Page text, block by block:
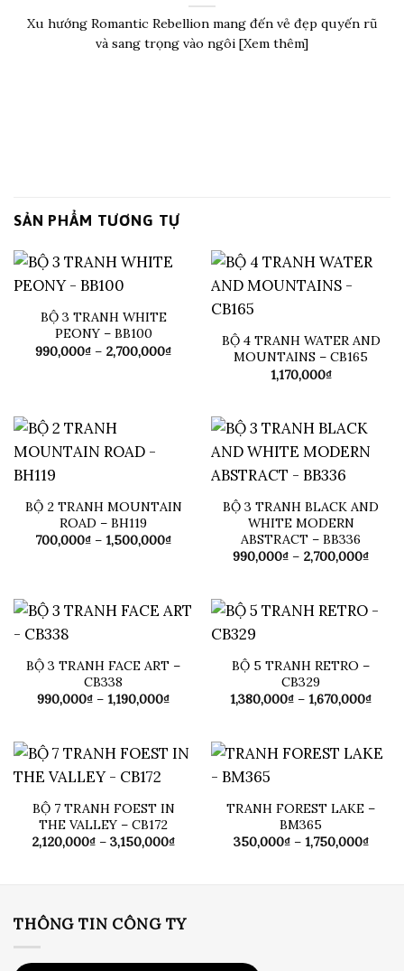
Xu hướng Romantic Rebellion mang đến vẻ đẹp quyến rũ
và sang trọng vào ngôi [Xem thêm]
SẢN PHẨM TƯƠNG TỰ
BỘ 3 TRANH WHITE
PEONY – BB100
990,000₫ – 2,700,000₫Khoảng
2,700,000₫
BỘ 4 TRANH WATER AND
MOUNTAINS – CB165
1,170,000₫
BỘ 2 TRANH MOUNTAIN
ROAD – BH119
700,000₫ – 1,500,000₫Khoảng
1,500,000₫
BỘ 3 TRANH BLACK AND
WHITE MODERN
ABSTRACT – BB336
990,000₫ – 2,700,000₫
BỘ 3 TRANH FACE ART –
CB338
990,000₫ – 1,190,000₫Khoảng
đến
1,190,000₫
BỘ 5 TRANH RETRO –
CB329
1,380,000₫ – 1,670,000₫
đến
BỘ 7 TRANH FOEST IN
THE VALLEY – CB172
2,120,000₫ – 3,150,000₫Khoảng
TRANH FOREST LAKE –
BM365
350,000₫ – 1,750,000₫
THÔNG TIN CÔNG TY